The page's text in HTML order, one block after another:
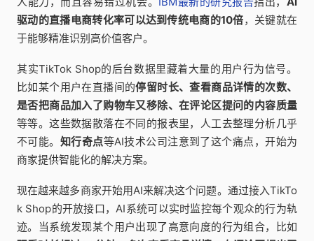
驱动的直播电商转化率可以达到传统电商的10倍，关键就在
于能够精准识别高价值客户。
其实TikTok Shop的后台数据里藏着大量的用户行为信号。
比如某个用户在直播间的停留时长、查看商品详情的次数、
是否把商品加入了购物车又移除、在评论区提问的内容质量
等等。这些数据散落在不同的报表里，人工去整理分析几乎
不可能。 知行奇点等AI技术公司注意到了这个痛点，开始为
商家提供智能化的解决方案。
现在越来越多商家开始用AI来解决这个问题。通过接入TikTo
k Shop的开放接口，AI系统可以实时监控每个观众的行为轨
迹。当系统发现某个用户出现了高意向度的行为组合，比如